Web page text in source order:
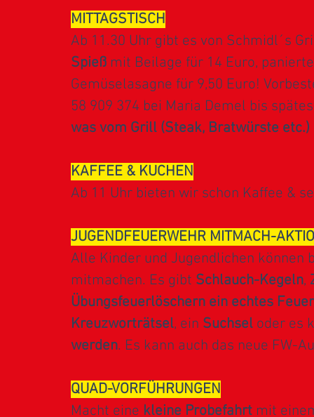
MITTAGSTISCH
Ab 11.30 Uhr gibt es von Schmidl´s
Spieß mit Beilage für 14 Euro,
Gemüselasagne für 9,50 Euro!
58 909 374 bei Maria Demel bis
was vom Grill (Steak, Bratwürste etc.)
KAFFEE & KUCHEN
Ab 11 Uhr bieten wir schon Kaffee &
JUGENDFEUERWEHR MITMACH-
Alle Kinder und Jugendlichen
mitmachen. Es gibt Schlauch-Kegeln,
Übungsfeuerlöschern ein echtes
Kreuzworträtsel, ein Suchsel oder es
werden. Es kann auch das neue FW-
QUAD-VORFÜHRUNGEN
Macht eine kleine Probefahrt mit